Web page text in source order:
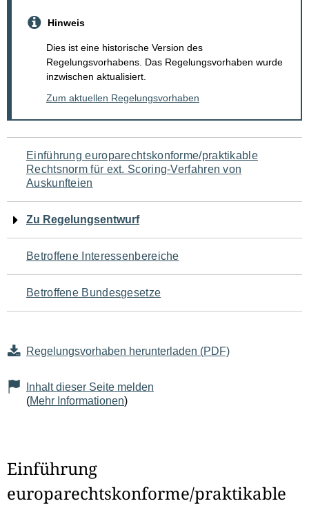
Hinweis
Dies ist eine historische Version des
Regelungsvorhabens. Das Regelungsvorhaben wurde
inzwischen aktualisiert.
Zum aktuellen Regelungsvorhaben
Navigation
für
den
Seiteninhalt
Einführung europarechtskonforme/praktikable
Rechtsnorm für ext. Scoring-Verfahren von
Auskunfteien
Zu Regelungsentwurf
Betroffene Interessenbereiche
Betroffene Bundesgesetze
Regelungsvorhaben herunterladen (PDF)
Inhalt dieser Seite melden
(Mehr Informationen)
Einführung
europarechtskonforme/praktikable